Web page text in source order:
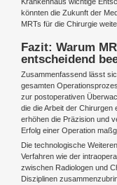
könnten die Zukunft der
MRTs für die Chirurgie
Fazit: Warum
entscheidend
Zusammenfassend lässt
gesamten
zur postoperativen
die die Arbeit der Chirurgen
erhöhen die Präzision und
Erfolg einer Operation
Die technologische
Verfahren wie der
zwischen Radiologen und
Disziplinen